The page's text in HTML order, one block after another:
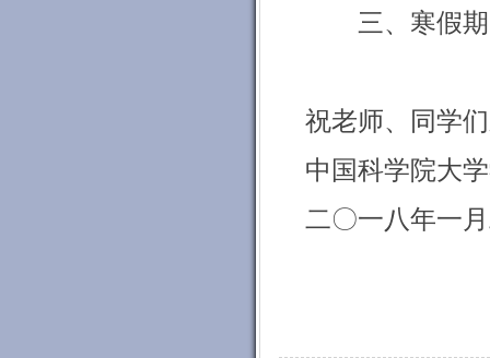
三、寒假
祝老师、同学们
中国科学院大
二〇一八年一